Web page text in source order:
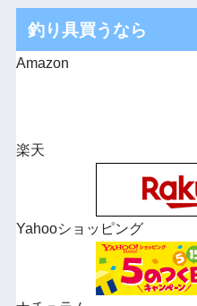
釣り具買うなら
Amazon
楽天
Yahooショッピング